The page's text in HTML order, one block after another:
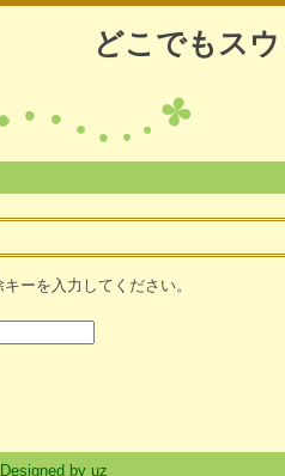
どこでもス
ーを入力してください。
Designed by uz